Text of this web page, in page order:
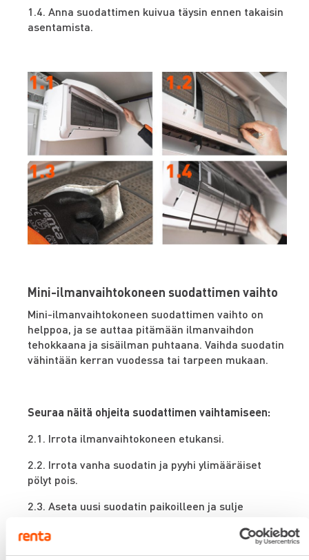
1.4. Anna suodattimen kuivua täysin ennen takaisin
asentamista.
Mini-ilmanvaihtokoneen suodattimen vaihto
Mini-ilmanvaihtokoneen suodattimen vaihto on
helppoa, ja se auttaa pitämään ilmanvaihdon
tehokkaana ja sisäilman puhtaana. Vaihda suodatin
vähintään kerran vuodessa tai tarpeen mukaan.
Seuraa näitä ohjeita suodattimen vaihtamiseen:
2.1. Irrota ilmanvaihtokoneen etukansi.
2.2. Irrota vanha suodatin ja pyyhi ylimääräiset
pölyt pois.
2.3. Aseta uusi suodatin paikoilleen ja sulje